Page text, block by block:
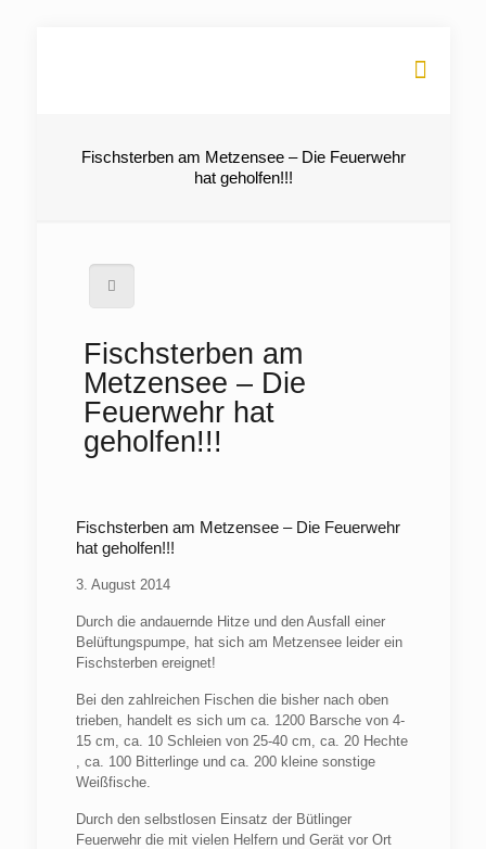
Fischsterben am Metzensee – Die Feuerwehr
hat geholfen!!!
Fischsterben am
Metzensee – Die
Feuerwehr hat
geholfen!!!
Fischsterben am Metzensee – Die Feuerwehr
hat geholfen!!!
3. August 2014
Durch die andauernde Hitze und den Ausfall einer
Belüftungspumpe, hat sich am Metzensee leider ein
Fischsterben ereignet!
Bei den zahlreichen Fischen die bisher nach oben
trieben, handelt es sich um ca. 1200 Barsche von 4-
15 cm, ca. 10 Schleien von 25-40 cm, ca. 20 Hechte
, ca. 100 Bitterlinge und ca. 200 kleine sonstige
Weißfische.
Durch den selbstlosen Einsatz der Bütlinger
Feuerwehr die mit vielen Helfern und Gerät vor Ort